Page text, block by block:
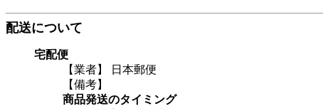
配送について
宅配便
【業者】 日本郵便
【備考】
商品発送のタイミング